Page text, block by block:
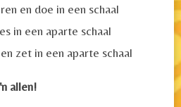
en doe in een schaal
in een aparte schaal
zet in een aparte schaal
allen!